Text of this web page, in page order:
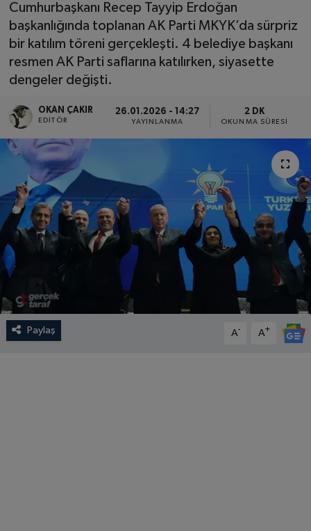
Cumhurbaşkanı Recep Tayyip Erdoğan
başkanlığında toplanan AK Parti MKYK’da sürpriz
bir katılım töreni gerçekleşti. 4 belediye başkanı
resmen AK Parti saflarına katılırken, siyasette
dengeler değişti.
OKAN ÇAKIR
EDITÖR
26.01.2026 - 14:27
YAYINLANMA
2 DK
OKUNMA SÜRESI
Paylaş A- A+
TEKNOLOJİ
SPOR
YAŞAM
YEMEK
Haber Arşivi